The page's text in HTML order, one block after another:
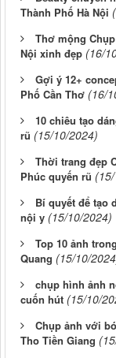
Thành Phố Hà Nội
Thơ mộng
Nội xinh đẹp (16/
Gợi ý 12+
Phố Cần Thơ (16/
10 chiêu tạo
rũ (15/10/2024)
Thời trang đẹp
Phúc quyến rũ
Bí quyết để tạo
nội y (15/10/2024)
Top 10 ảnh
Quang (15/10/
chụp hình ảnh
cuốn hút (15/10/
Chụp ảnh với
Tho Tiền Giang